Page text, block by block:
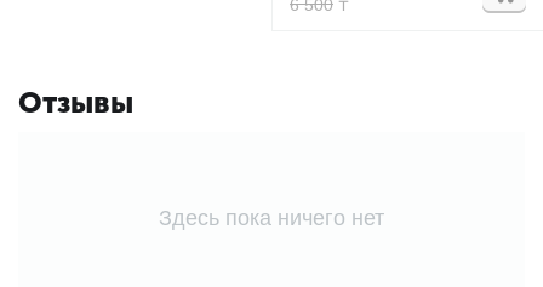
6 500 ₸
Отзывы
Здесь пока ничего нет